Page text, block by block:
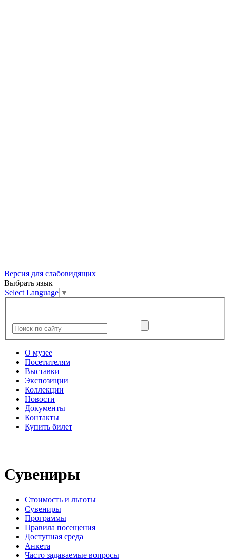
Версия для слабовидящих
Выбрать язык
Select Language ▼
О музее
Посетителям
Выставки
Экспозиции
Коллекции
Новости
Документы
Контакты
Купить билет
Сувениры
Стоимость и льготы
Сувениры
Программы
Правила посещения
Доступная среда
Анкета
Часто задаваемые вопросы